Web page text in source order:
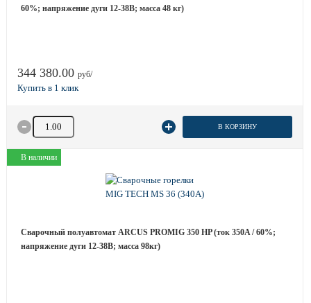
60%; напряжение дуги 12-38B; масса 48 кг)
344 380.00 руб/
Количество товара В КОРЗИНУ
В наличии
Сварочный полуавтомат ARCUS PROMIG 350 HP (ток 350A / 60%;
напряжение дуги 12-38B; масса 98кг)